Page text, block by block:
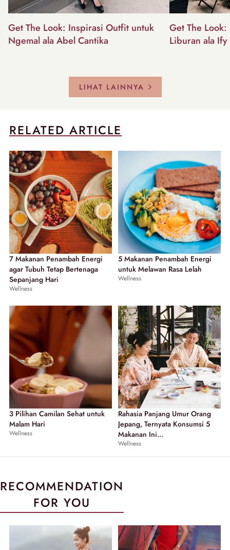
Get The Look: Inspirasi Outfit untuk
Ngemal ala Abel Cantika
Get The
Liburan ala Ify
LIHAT LAINNYA
RELATED ARTICLE
7 Makanan Penambah Energi
agar Tubuh Tetap Bertenaga
Sepanjang Hari
Wellness
5 Makanan Penambah Energi
untuk Melawan Rasa Lelah
Wellness
3 Pilihan Camilan Sehat untuk
Malam Hari
Wellness
Rahasia Panjang Umur Orang
Jepang, Ternyata Konsumsi 5
Makanan Ini...
Wellness
RECOMMENDATION
FOR YOU